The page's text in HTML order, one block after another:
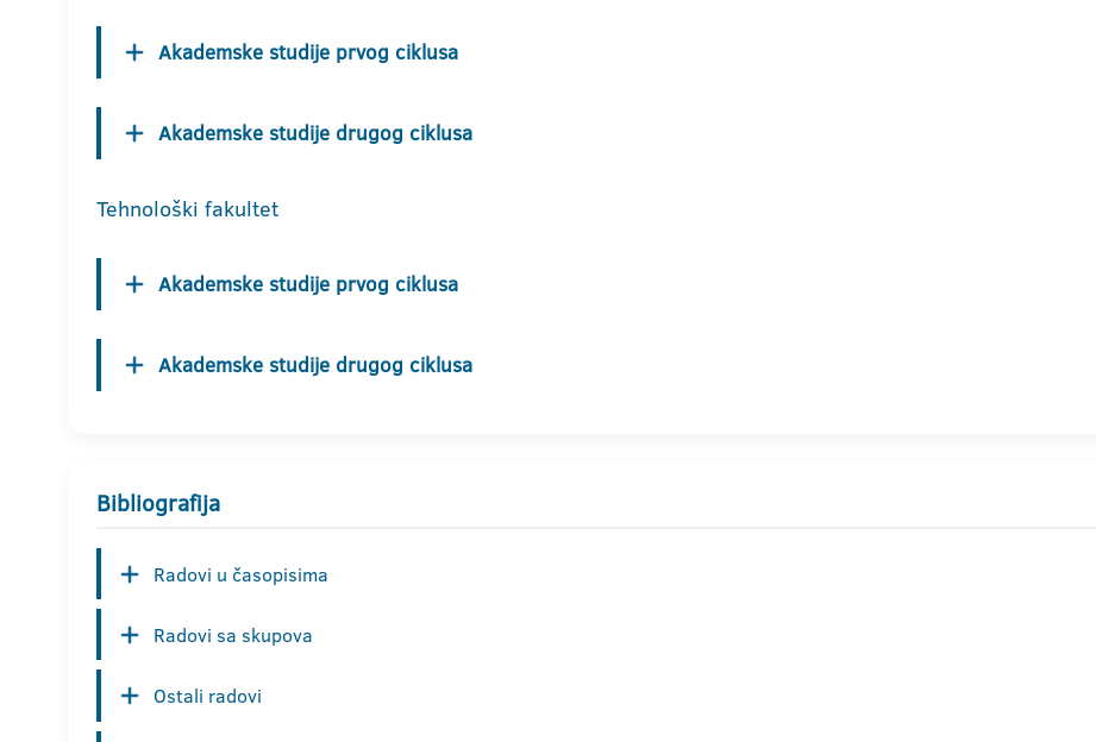
Akademske studije prvog ciklusa
Akademske studije drugog ciklusa
Tehnološki fakultet
Akademske studije prvog ciklusa
Akademske studije drugog ciklusa
Bibliografija
Radovi u časopisima
Radovi sa skupova
Ostali radovi